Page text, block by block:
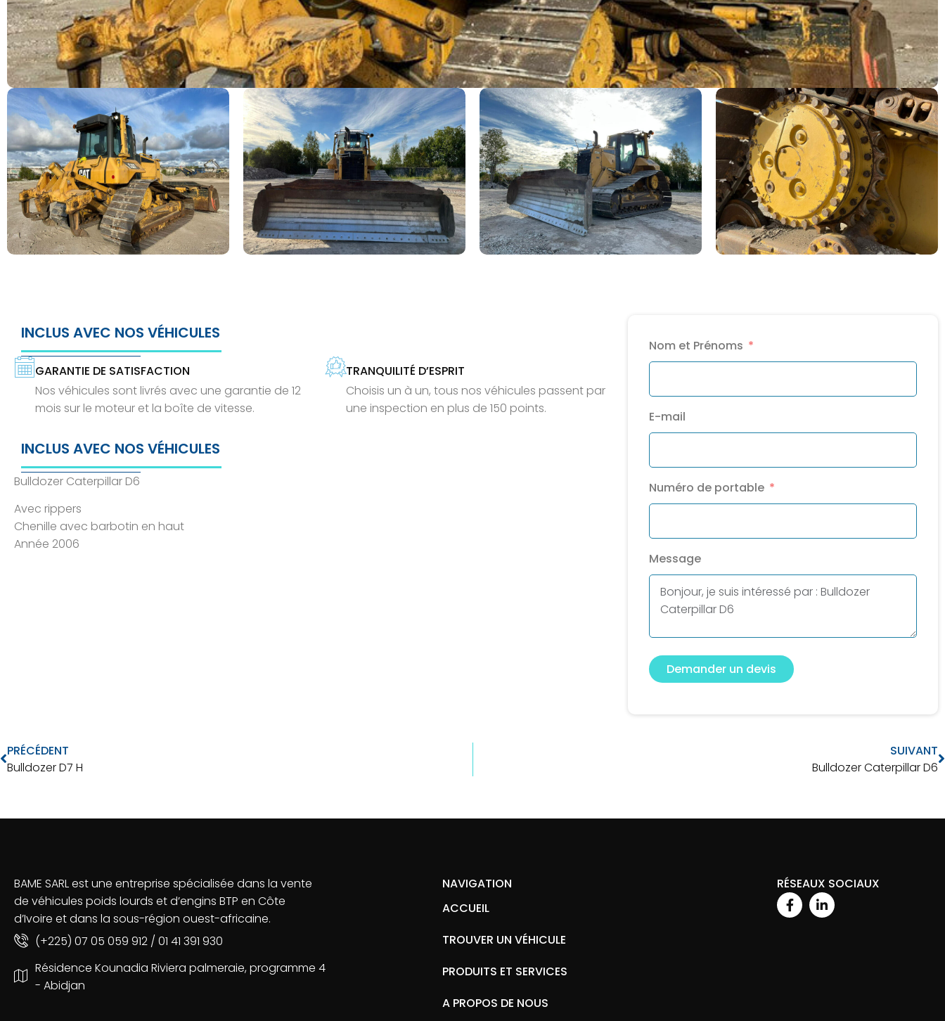
INCLUS AVEC NOS VÉHICULES
GARANTIE DE SATISFACTION
Nos véhicules sont livrés avec une garantie de 12
mois sur le moteur et la boîte de vitesse.
TRANQUILITÉ D’ESPRIT
Choisis un à un, tous nos véhicules passent par
une inspection en plus de 150 points.
INCLUS AVEC NOS VÉHICULES
Bulldozer Caterpillar D6
Avec rippers
Chenille avec barbotin en haut
Année 2006
Nom et Prénoms
E-mail
Numéro de portable
Message
Demander un devis
PRÉCÉDENT
Bulldozer D7 H
SUIVANT
Bulldozer Caterpillar D6
BAME SARL est une entreprise spécialisée dans la vente
de véhicules poids lourds et d’engins BTP en Côte
d’Ivoire et dans la sous-région ouest-africaine.
(+225) 07 05 059 912 / 01 41 391 930
Résidence Kounadia Riviera palmeraie, programme 4
- Abidjan
NAVIGATION
ACCUEIL
TROUVER UN VÉHICULE
PRODUITS ET SERVICES
A PROPOS DE NOUS
RÉSEAUX SOCIAUX